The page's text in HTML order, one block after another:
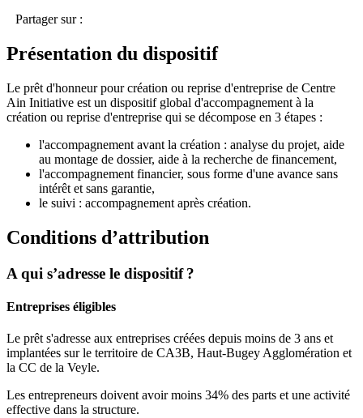
Partager sur :
Présentation du dispositif
Le prêt d'honneur pour création ou reprise d'entreprise de Centre
Ain Initiative est un dispositif global d'accompagnement à la
création ou reprise d'entreprise qui se décompose en 3 étapes :
l'accompagnement avant la création : analyse du projet, aide
au montage de dossier, aide à la recherche de financement,
l'accompagnement financier, sous forme d'une avance sans
intérêt et sans garantie,
le suivi : accompagnement après création.
Conditions d’attribution
A qui s’adresse le dispositif ?
Entreprises éligibles
Le prêt s'adresse aux entreprises créées depuis moins de 3 ans et
implantées sur le territoire de CA3B, Haut-Bugey Agglomération et
la CC de la Veyle.
Les entrepreneurs doivent avoir moins 34% des parts et une activité
effective dans la structure.